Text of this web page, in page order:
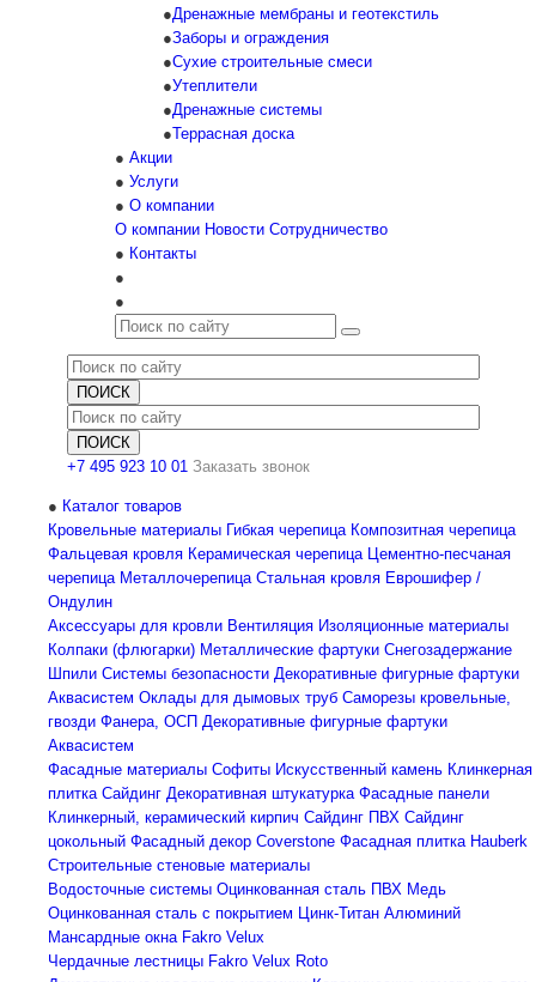
Дренажные мембраны и геотекстиль
Заборы и ограждения
Сухие строительные смеси
Утеплители
Дренажные системы
Террасная доска
Акции
Услуги
О компании
О компании Новости Сотрудничество
Контакты
+7 495 923 10 01 Заказать звонок
Каталог товаров
Кровельные материалы Гибкая черепица Композитная черепица
Фальцевая кровля Керамическая черепица Цементно-песчаная
черепица Металлочерепица Стальная кровля Еврошифер /
Ондулин
Аксессуары для кровли Вентиляция Изоляционные материалы
Колпаки (флюгарки) Металлические фартуки Снегозадержание
Шпили Системы безопасности Декоративные фигурные фартуки
Аквасистем Оклады для дымовых труб Саморезы кровельные,
гвозди Фанера, ОСП Декоративные фигурные фартуки
Аквасистем
Фасадные материалы Софиты Искусственный камень Клинкерная
плитка Сайдинг Декоративная штукатурка Фасадные панели
Клинкерный, керамический кирпич Сайдинг ПВХ Сайдинг
цокольный Фасадный декор Coverstone Фасадная плитка Hauberk
Строительные стеновые материалы
Водосточные системы Оцинкованная сталь ПВХ Медь
Оцинкованная сталь с покрытием Цинк-Титан Алюминий
Мансардные окна Fakro Velux
Чердачные лестницы Fakro Velux Roto